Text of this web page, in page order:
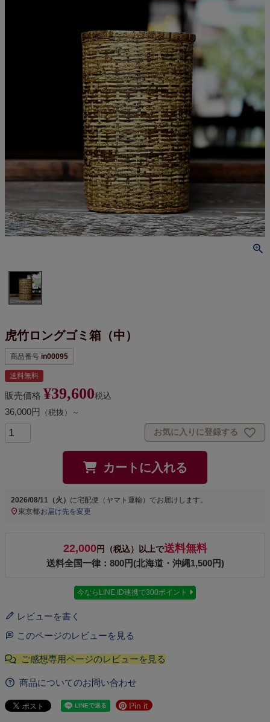
虎竹ロングゴミ箱（中）
商品番号 in00095
送料無料
販売価格 ¥39,600税込
36,000円 （税抜）～
お気に入りに登録する
カートに入れる
2026/08/11（火） に 宅配便（ヤマト運輸） でお届けします。
東京都お届け先を変更
22,000円（税込）以上で送料無料
送料全国一律：800円(北海道・沖縄1,500円)
今ならLINE ID連携で300ポイント
レビューを書く
このページのレビューを見る
商品についてのお問い合わせ
Pin it